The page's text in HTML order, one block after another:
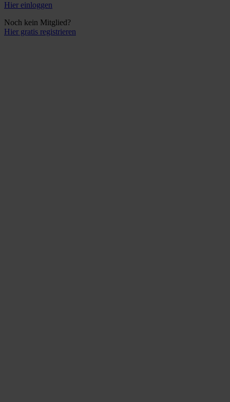
Hier einloggen
Noch kein Mitglied?
Hier gratis registrieren